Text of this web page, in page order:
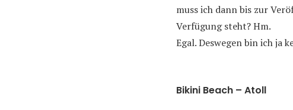
muss ich dann bis zur
Verfügung steht? Hm.
Egal. Deswegen bin ich ja
Bikini Beach – Atoll